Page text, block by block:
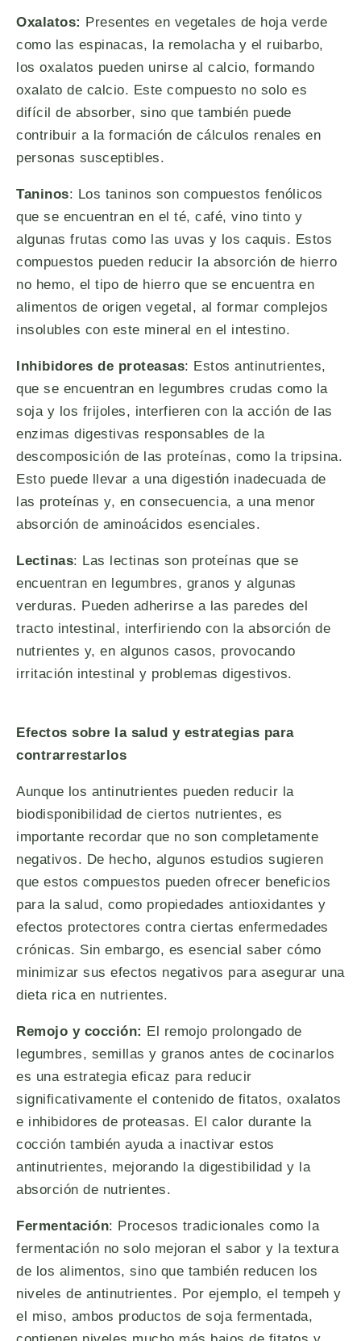
Oxalatos: Presentes en vegetales de hoja verde
como las espinacas, la remolacha y el ruibarbo,
los oxalatos pueden unirse al calcio, formando
oxalato de calcio. Este compuesto no solo es
difícil de absorber, sino que también puede
contribuir a la formación de cálculos renales en
personas susceptibles.
Taninos: Los taninos son compuestos fenólicos
que se encuentran en el té, café, vino tinto y
algunas frutas como las uvas y los caquis. Estos
compuestos pueden reducir la absorción de hierro
no hemo, el tipo de hierro que se encuentra en
alimentos de origen vegetal, al formar complejos
insolubles con este mineral en el intestino.
Inhibidores de proteasas: Estos antinutrientes,
que se encuentran en legumbres crudas como la
soja y los frijoles, interfieren con la acción de las
enzimas digestivas responsables de la
descomposición de las proteínas, como la tripsina.
Esto puede llevar a una digestión inadecuada de
las proteínas y, en consecuencia, a una menor
absorción de aminoácidos esenciales.
Lectinas: Las lectinas son proteínas que se
encuentran en legumbres, granos y algunas
verduras. Pueden adherirse a las paredes del
tracto intestinal, interfiriendo con la absorción de
nutrientes y, en algunos casos, provocando
irritación intestinal y problemas digestivos.
Efectos sobre la salud y estrategias para
contrarrestarlos
Aunque los antinutrientes pueden reducir la
biodisponibilidad de ciertos nutrientes, es
importante recordar que no son completamente
negativos. De hecho, algunos estudios sugieren
que estos compuestos pueden ofrecer beneficios
para la salud, como propiedades antioxidantes y
efectos protectores contra ciertas enfermedades
crónicas. Sin embargo, es esencial saber cómo
minimizar sus efectos negativos para asegurar una
dieta rica en nutrientes.
Remojo y cocción: El remojo prolongado de
legumbres, semillas y granos antes de cocinarlos
es una estrategia eficaz para reducir
significativamente el contenido de fitatos, oxalatos
e inhibidores de proteasas. El calor durante la
cocción también ayuda a inactivar estos
antinutrientes, mejorando la digestibilidad y la
absorción de nutrientes.
Fermentación: Procesos tradicionales como la
fermentación no solo mejoran el sabor y la textura
de los alimentos, sino que también reducen los
niveles de antinutrientes. Por ejemplo, el tempeh y
el miso, ambos productos de soja fermentada,